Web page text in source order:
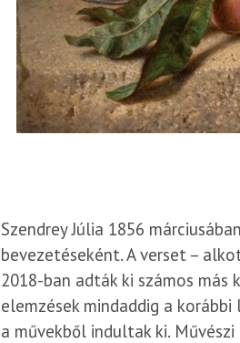
Szendrey Júlia 1856
bevezetéseként. A verset –
2018-ban adták ki számos
elemzések mindaddig a
a művekből indultak ki.